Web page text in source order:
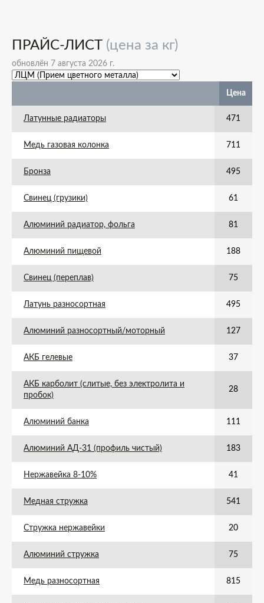
ПРАЙС-ЛИСТ (цена за кг)
обновлён 7 августа 2026 г.
Цена
Латунные радиаторы 471
Медь газовая колонка 711
Бронза 495
Свинец (грузики) 61
Алюминий радиатор, фольга 81
Алюминий пищевой 188
Свинец (переплав) 75
Латунь разносортная 495
Алюминий разносортный/моторный 127
АКБ гелевые 37
АКБ карболит (слитые, без электролита и
пробок)
28
Алюминий банка 111
Алюминий АД-31 (профиль чистый) 183
Нержавейка 8-10% 41
Медная стружка 541
Стружка нержавейки 20
Алюминий стружка 75
Медь разносортная 815